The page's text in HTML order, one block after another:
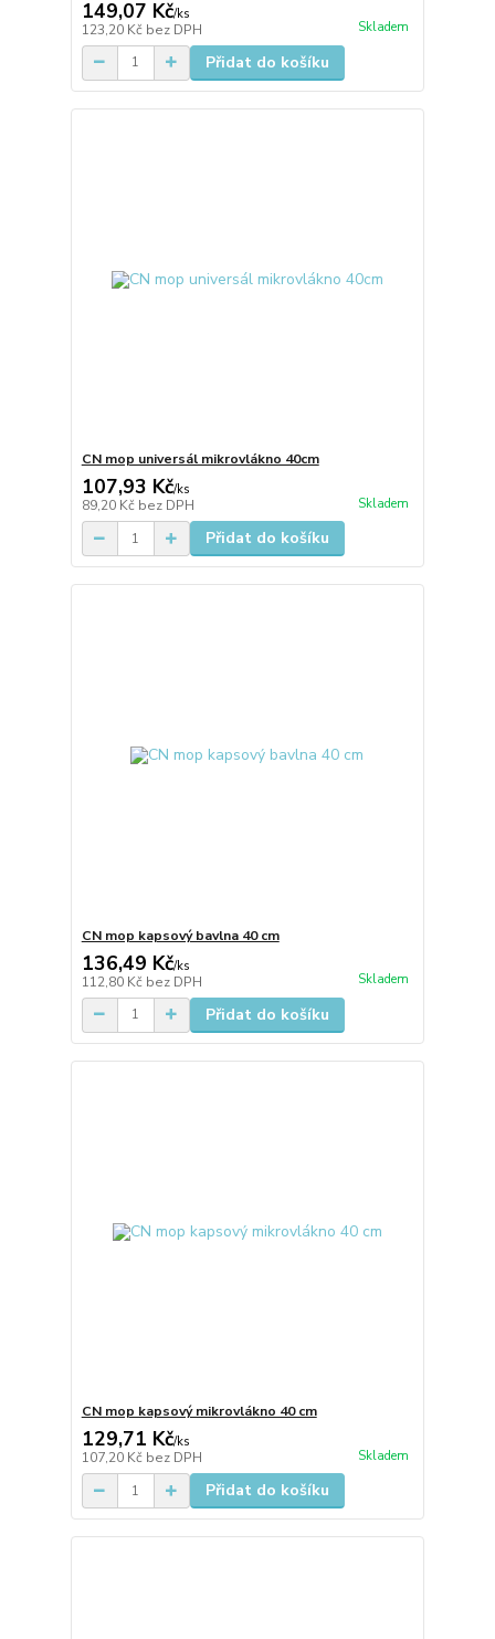
149,07 Kč/ks
123,20 Kč bez DPH Skladem
Přidat do košíku
CN mop universál mikrovlákno 40cm
107,93 Kč/ks
89,20 Kč bez DPH Skladem
Přidat do košíku
CN mop kapsový bavlna 40 cm
136,49 Kč/ks
112,80 Kč bez DPH Skladem
Přidat do košíku
CN mop kapsový mikrovlákno 40 cm
129,71 Kč/ks
107,20 Kč bez DPH Skladem
Přidat do košíku